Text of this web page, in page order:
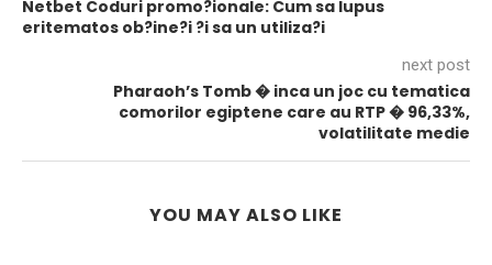
Netbet Coduri promo?ionale: Cum sa lupus
eritematos ob?ine?i ?i sa un utiliza?i
next post
Pharaoh’s Tomb � inca un joc cu tematica
comorilor egiptene care au RTP � 96,33%,
volatilitate medie
YOU MAY ALSO LIKE